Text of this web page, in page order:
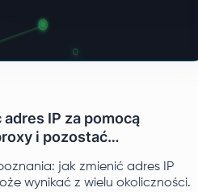
IP za pomocą
i pozostać
jak zmienić adres IP
wynikać z wielu okoliczności.